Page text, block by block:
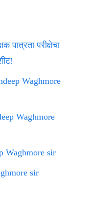
पात्रता परीक्षेचा
Waghmore
Waghmore
Waghmore sir
sir